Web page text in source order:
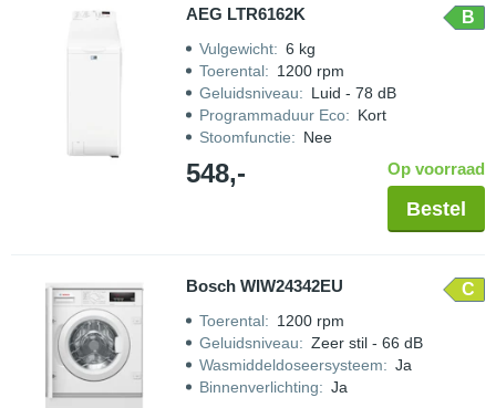
AEG LTR6162K B
Vulgewicht: 6 kg
Toerental: 1200 rpm
Geluidsniveau: Luid - 78 dB
Programmaduur Eco: Kort
Stoomfunctie: Nee
548,- Op voorraad
Bestel
Bosch WIW24342EU C
Toerental: 1200 rpm
Geluidsniveau: Zeer stil - 66 dB
Wasmiddeldoseersysteem: Ja
Binnenverlichting: Ja